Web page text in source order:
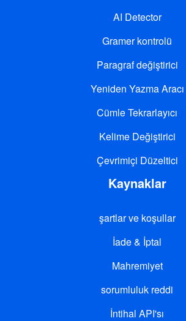
AI Detector
Gramer kontrolü
Paragraf değiştirici
Yeniden Yazma Aracı
Cümle Tekrarlayıcı
Kelime Değiştirici
Çevrimiçi Düzeltici
Kaynaklar
şartlar ve koşullar
İade & İptal
Mahremiyet
sorumluluk reddi
İntihal API'sı